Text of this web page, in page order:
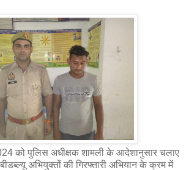
को पुलिस अधीक्षक शामली के आदेशानुसार चलाए
अभियुक्तों की गिरफ्तारी अभियान के क्रम में